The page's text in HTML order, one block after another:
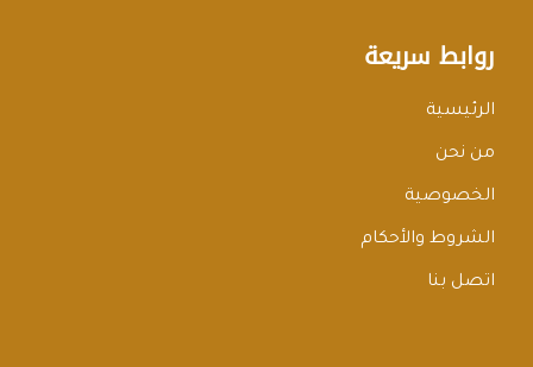
روابط سريعة
الرئيسية
من نحن
الخصوصية
الشروط والأحكام
اتصل بنا